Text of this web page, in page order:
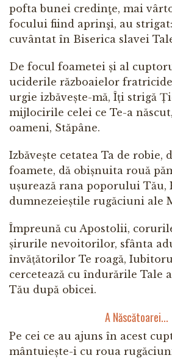
pofta bunei credinţe, mai
focului fiind aprinşi, au
cuvântat în Biserica slavei
De focul foametei și al
uciderile războaielor
urgie izbăvește-mă, Îți strigă
mijlocirile celei ce Te-a
oameni, Stăpâne.
Izbăvește cetatea Ta de robie,
foamete, dă obișnuita rouă
ușurează rana poporului Tău,
dumnezeieștile rugăciuni ale
Împreună cu Apostolii,
șirurile nevoitorilor, sfânta
învățătorilor Te roagă,
cercetează cu îndurările Tale
Tău după obicei.
A Născătoarei...
Pe cei ce au ajuns în acest
mântuiește-i cu roua